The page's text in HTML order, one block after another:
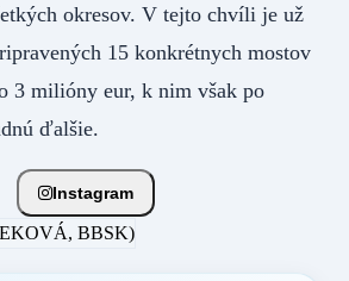
okresov. V tejto chvíli je už
15 konkrétnych mostov
3 milióny eur, k nim však po
ďalšie.
Instagram
BBSK)